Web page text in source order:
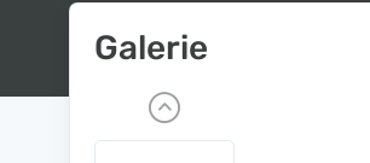
Galerie
P
r